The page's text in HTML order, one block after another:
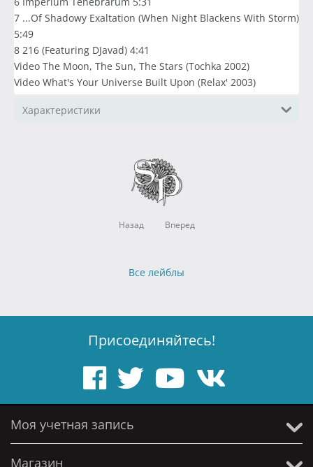
7 ...Of Shadowy Exaltation (When Night Blackens With Storm)
5:49
8 216 (Featuring DJavad) 4:41
Video The Moon, The Sun, The Stars (Tochka 2002)
Video What's Your Universe Built Upon (Relax' 2003)
Характеристики
Назад Вперед
Все лейблы
Присоединяйтесь!
Моя учетная запись
Магазин